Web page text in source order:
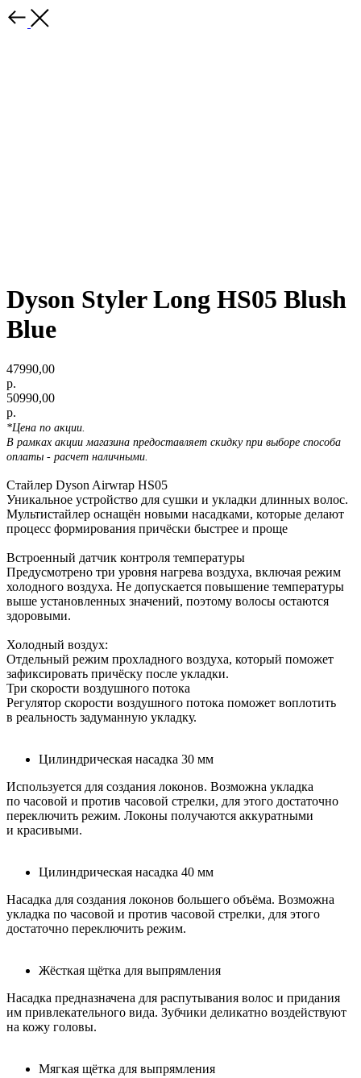
Dyson Styler Long HS05 Blush
Blue
47990,00
р.
50990,00
р.
*Цена по акции.
В рамках акции магазина предоставляет скидку при выборе способа
оплаты - расчет наличными.
Стайлер Dyson Airwrap HS05
Уникальное устройство для сушки и укладки длинных волос.
Мультистайлер оснащён новыми насадками, которые делают
процесс формирования причёски быстрее и проще
Встроенный датчик контроля температуры
Предусмотрено три уровня нагрева воздуха, включая режим
холодного воздуха. Не допускается повышение температуры
выше установленных значений, поэтому волосы остаются
здоровыми.
Холодный воздух:
Отдельный режим прохладного воздуха, который поможет
зафиксировать причёску после укладки.
Три скорости воздушного потока
Регулятор скорости воздушного потока поможет воплотить
в реальность задуманную укладку.
Цилиндрическая насадка 30 мм
Используется для создания локонов. Возможна укладка
по часовой и против часовой стрелки, для этого достаточно
переключить режим. Локоны получаются аккуратными
и красивыми.
Цилиндрическая насадка 40 мм
Насадка для создания локонов большего объёма. Возможна
укладка по часовой и против часовой стрелки, для этого
достаточно переключить режим.
Жёсткая щётка для выпрямления
Насадка предназначена для распутывания волос и придания
им привлекательного вида. Зубчики деликатно воздействуют
на кожу головы.
Мягкая щётка для выпрямления